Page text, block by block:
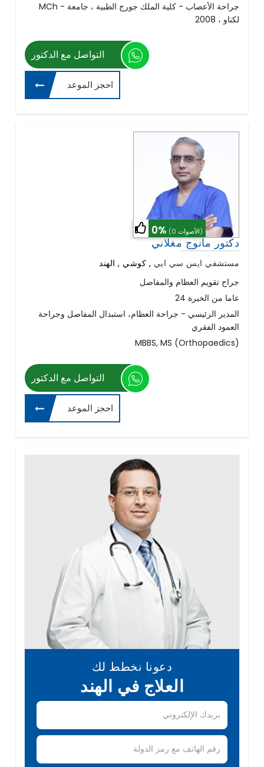
MCh - جراحة الأعصاب - كلية الملك جورج الطبية ، جامعة
لكناو ، 2008
التواصل مع الدكتور
احجز الموعد
0% (0 الأصوات)
دكتور مانوج مغلاني
مستشفي ايس سي ايي , كوشي , الهند
جراح تقويم العظام والمفاصل
24 عاما من الخبرة
المدير الرئيسي - جراحة العظام، استبدال المفاصل وجراحة
العمود الفقري
MBBS, MS (Orthopaedics)
التواصل مع الدكتور
احجز الموعد
دعونا نخطط لك
العلاج في الهند